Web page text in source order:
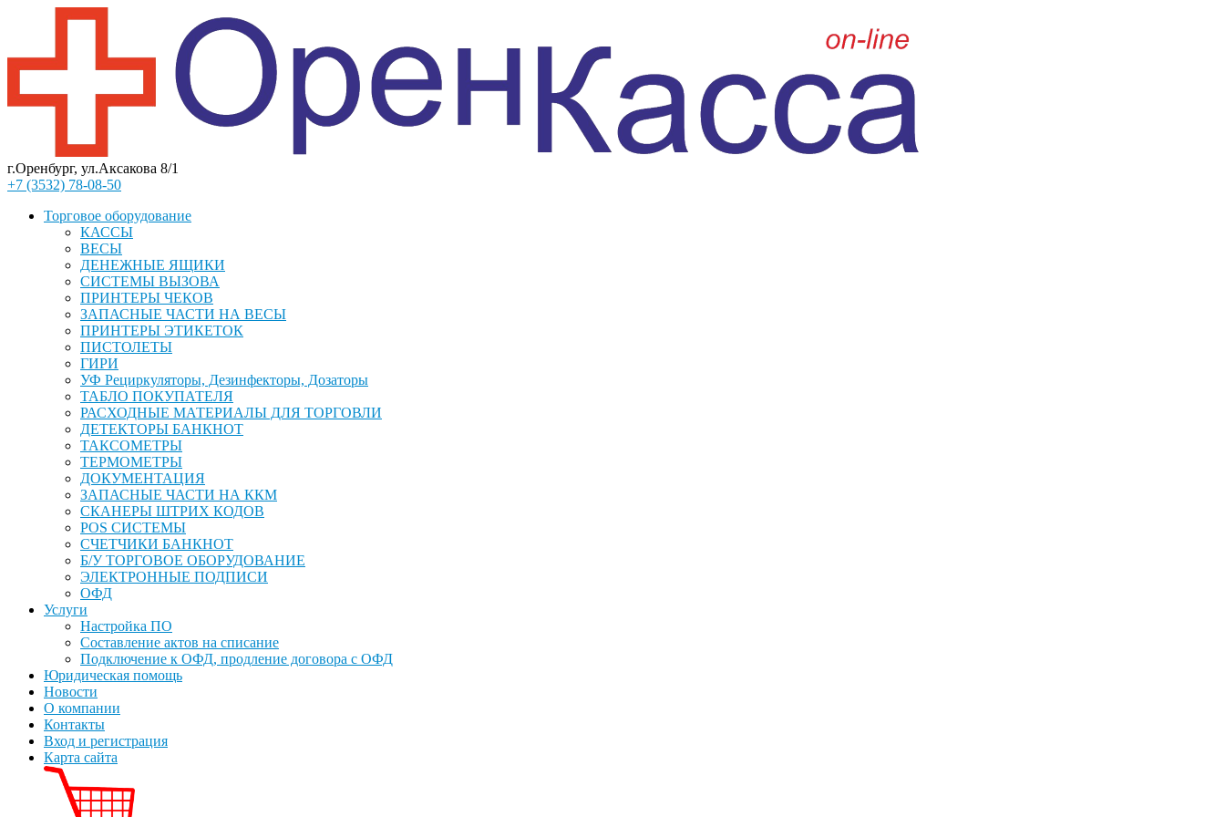
г.Оренбург, ул.Аксакова 8/1
+7 (3532) 78-08-50
Торговое оборудование
КАССЫ
ВЕСЫ
ДЕНЕЖНЫЕ ЯЩИКИ
СИСТЕМЫ ВЫЗОВА
ПРИНТЕРЫ ЧЕКОВ
ЗАПАСНЫЕ ЧАСТИ НА ВЕСЫ
ПРИНТЕРЫ ЭТИКЕТОК
ПИСТОЛЕТЫ
ГИРИ
УФ Рециркуляторы, Дезинфекторы, Дозаторы
ТАБЛО ПОКУПАТЕЛЯ
РАСХОДНЫЕ МАТЕРИАЛЫ ДЛЯ ТОРГОВЛИ
ДЕТЕКТОРЫ БАНКНОТ
ТАКСОМЕТРЫ
ТЕРМОМЕТРЫ
ДОКУМЕНТАЦИЯ
ЗАПАСНЫЕ ЧАСТИ НА ККМ
СКАНЕРЫ ШТРИХ КОДОВ
POS СИСТЕМЫ
СЧЕТЧИКИ БАНКНОТ
Б/У ТОРГОВОЕ ОБОРУДОВАНИЕ
ЭЛЕКТРОННЫЕ ПОДПИСИ
ОФД
Услуги
Настройка ПО
Составление актов на списание
Подключение к ОФД, продление договора с ОФД
Юридическая помощь
Новости
О компании
Контакты
Вход и регистрация
Карта сайта